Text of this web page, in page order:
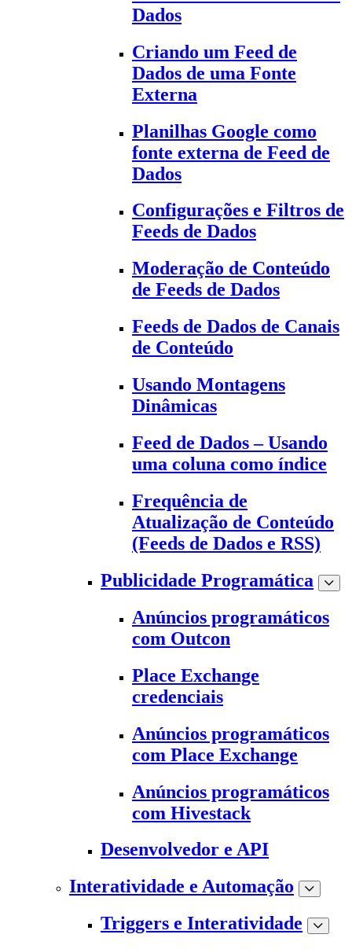
Dados
Criando um Feed de
Dados de uma Fonte
Externa
Planilhas Google como
fonte externa de Feed de
Dados
Configurações e Filtros de
Feeds de Dados
Moderação de Conteúdo
de Feeds de Dados
Feeds de Dados de Canais
de Conteúdo
Usando Montagens
Dinâmicas
Feed de Dados – Usando
uma coluna como índice
Frequência de
Atualização de Conteúdo
(Feeds de Dados e RSS)
Publicidade Programática
Anúncios programáticos
com Outcon
Place Exchange
credenciais
Anúncios programáticos
com Place Exchange
Anúncios programáticos
com Hivestack
Desenvolvedor e API
Interatividade e Automação
Triggers e Interatividade